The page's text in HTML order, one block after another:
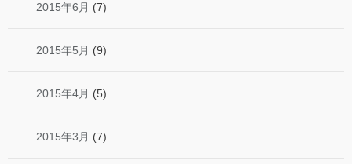
2015年6月 (7)
2015年5月 (9)
2015年4月 (5)
2015年3月 (7)